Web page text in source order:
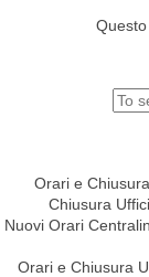
Orari e
Chiusura
Nuovi Orari
Orari e Chiusura